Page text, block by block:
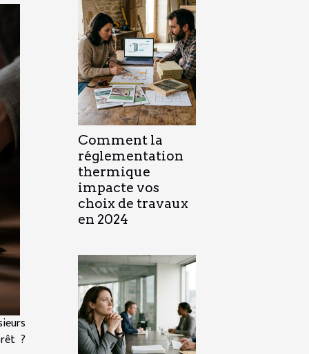
?
Comment la
réglementation
thermique
impacte vos
choix de travaux
en 2024